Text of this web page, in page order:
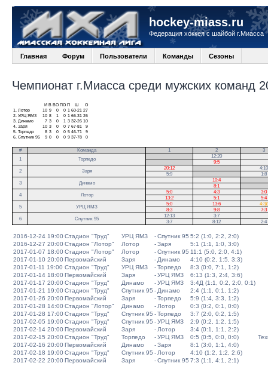
hockey-miass.ru
Федерация хоккея с шайбой г.Миасса
Главная Форум Пользователи Команды Сезоны
Чемпионат г.Миасса среди мужских команд
И В ВО ПО П
О
1.
Лотор 10 9 0 0 1 60-21 27
2. УРЦ ЯМЗ 10 8 1 0 1 66-31 26
3.
Динамо 7 3 0 1 3 32-26 10
4. Заря 10 3 0 0 7 67-81
9
5. Торпедо 8 3 0 0 5 46-71
9
6. Спутник 95 9 0 0 0 9 37-78 0
# Команда 1 2
3
1
Торпедо
12:20
9:5
2
Заря
20:12
4:10
5:9
1:8
3
Динамо
10:4
8:1
4
Лотор
5:0 4:3
3:0
13:2
5:1
5:4
5
УРЦ ЯМЗ
5:0 13:6
4:3Д
8:3
9:8
7:3
6
Спутник 95
12:13
3:7
3:7
8:12 2:4
2016-12-24 19:00Стадион "Труд" УРЦ ЯМЗ -Спутник 95 5:2 (1:0, 2:2, 2:0)
2016-12-27 20:00Стадион "Лотор" Лотор -Заря
5:1 (1:1, 1:0, 3:0)
2017-01-07 18:00Стадион "Лотор" Лотор -Спутник 95 11:1 (5:0, 2:0, 4:1)
2017-01-10 20:00Первомайский Заря - Динамо
4:10 (0:2, 1:5, 3:3)
2017-01-11 19:00 Стадион "Труд" УРЦ ЯМЗ -Торпедо
8:3 (0:0, 7:1, 1:2)
2017-01-14 18:00Первомайский Заря -УРЦ ЯМЗ
6:13 (1:3, 2:4, 3:6)
2017-01-17 20:00Стадион "Труд" Динамо -УРЦ ЯМЗ
3:4Д (1:1, 0:2, 2:0, 0:1)
2017-01-21 19:00Стадион "Труд" Спутник 95 - Динамо
2:4 (1:1, 0:1, 1:2)
2017-01-26 20:00Первомайский Заря -Торпедо
5:9 (1:4, 3:3, 1:2)
2017-01-28 14:00Стадион "Лотор" Динамо - Лотор
0:3 (0:2, 0:1, 0:0)
2017-01-28 17:00Стадион "Труд" Спутник 95 -Торпедо
3:7 (2:0, 0:2, 1:5)
2017-02-05 19:00Стадион "Труд" Спутник 95 -УРЦ ЯМЗ
2:9 (0:2, 1:2, 1:5)
2017-02-14 20:00Первомайский Заря - Лотор
3:4 (0:1, 1:1, 2:2)
2017-02-15 20:00Стадион "Труд" Торпедо -УРЦ ЯМЗ 0:5 (0:5, 0:0, 0:0)
2017-02-16 20:00Первомайский Динамо -Заря
8:1 (3:0, 1:1, 4:0)
2017-02-18 19:00Стадион "Труд" Спутник 95 - Лотор
4:10 (1:2, 1:2, 2:6)
2017-02-22 20:00Первомайский Заря -Спутник 95 7:3 (1:1, 4:1, 2:1)